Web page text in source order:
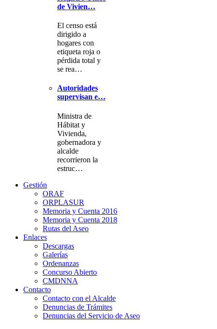
de Vivien…
El censo está
dirigido a
hogares con
etiqueta roja o
pérdida total y
se rea…
Autoridades
supervisan e…
Ministra de
Hábitat y
Vivienda,
gobernadora y
alcalde
recorrieron la
estruc…
Gestión
ORAF
ORPLASUR
Memoria y Cuenta 2016
Memoria y Cuenta 2018
Rutas del Aseo
Enlaces
Descargas
Galerías
Ordenanzas
Concurso Abierto
CMDNNA
Contacto
Contacto con el Alcalde
Denuncias de Trámites
Denuncias del Servicio de Aseo